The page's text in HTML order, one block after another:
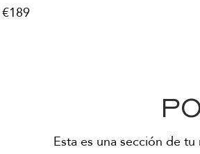
€189
Esta es una sección de